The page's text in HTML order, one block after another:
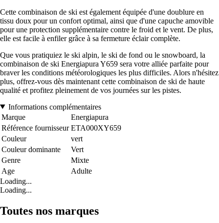
Cette combinaison de ski est également équipée d'une doublure en
tissu doux pour un confort optimal, ainsi que d'une capuche amovible
pour une protection supplémentaire contre le froid et le vent. De plus,
elle est facile à enfiler grâce à sa fermeture éclair complète.
Que vous pratiquiez le ski alpin, le ski de fond ou le snowboard, la
combinaison de ski Energiapura Y659 sera votre alliée parfaite pour
braver les conditions météorologiques les plus difficiles. Alors n'hésitez
plus, offrez-vous dès maintenant cette combinaison de ski de haute
qualité et profitez pleinement de vos journées sur les pistes.
Informations complémentaires
Marque
Energiapura
Référence fournisseur ETA000XY659
Couleur
vert
Couleur dominante
Vert
Genre
Mixte
Age
Adulte
Loading...
Loading...
Toutes nos marques